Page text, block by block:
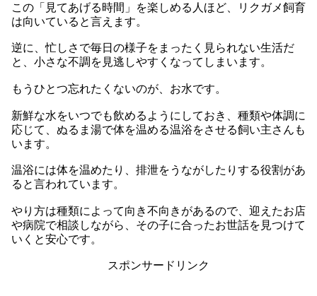
この「見てあげる時間」を楽しめる人ほど、リクガメ飼育
は向いていると言えます。
逆に、忙しさで毎日の様子をまったく見られない生活だ
と、小さな不調を見逃しやすくなってしまいます。
もうひとつ忘れたくないのが、お水です。
新鮮な水をいつでも飲めるようにしておき、種類や体調に
応じて、ぬるま湯で体を温める温浴をさせる飼い主さんも
います。
温浴には体を温めたり、排泄をうながしたりする役割があ
ると言われています。
やり方は種類によって向き不向きがあるので、迎えたお店
や病院で相談しながら、その子に合ったお世話を見つけて
いくと安心です。
スポンサードリンク